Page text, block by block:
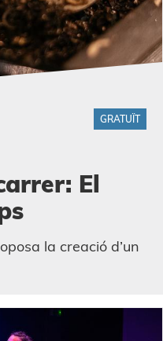
GRATUÏT
El
la creació d’un